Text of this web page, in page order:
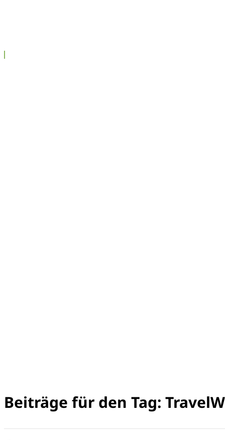
Beiträge für den Tag: